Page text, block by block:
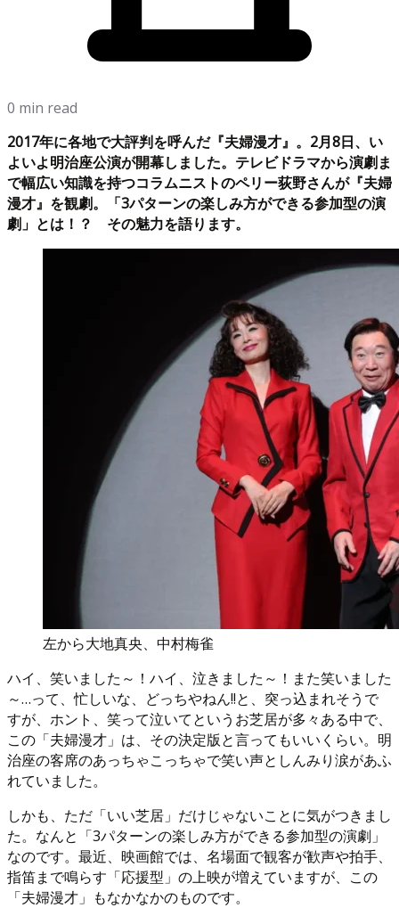
0 min read
2017年に各地で大評判を呼んだ『夫婦漫才』。2月8日、い
よいよ明治座公演が開幕しました。テレビドラマから演劇ま
で幅広い知識を持つコラムニストのペリー荻野さんが『夫婦
漫才』を観劇。「3パターンの楽しみ方ができる参加型の演
劇」とは！？ その魅力を語ります。
左から大地真央、中村梅雀
ハイ、笑いました～！ハイ、泣きました～！また笑いました
～…って、忙しいな、どっちやねん!!と、突っ込まれそうで
すが、ホント、笑って泣いてというお芝居が多々ある中で、
この「夫婦漫才」は、その決定版と言ってもいいくらい。明
治座の客席のあっちゃこっちゃで笑い声としんみり涙があふ
れていました。
しかも、ただ「いい芝居」だけじゃないことに気がつきまし
た。なんと「3パターンの楽しみ方ができる参加型の演劇」
なのです。最近、映画館では、名場面で観客が歓声や拍手、
指笛まで鳴らす「応援型」の上映が増えていますが、この
「夫婦漫才」もなかなかのものです。